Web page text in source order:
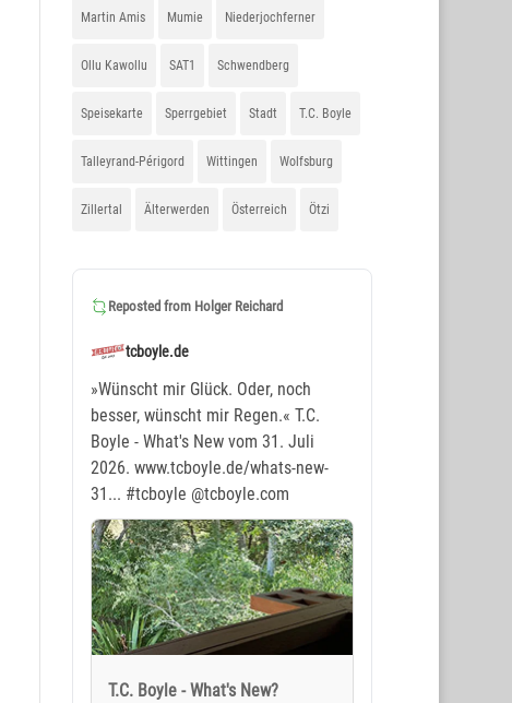
Martin Amis Mumie Niederjochferner
Ollu Kawollu SAT1 Schwendberg
Speisekarte Sperrgebiet Stadt T.C. Boyle
Talleyrand-Périgord Wittingen Wolfsburg
Zillertal Älterwerden Österreich Ötzi
Reposted from Holger Reichard
tcboyle.de
»Wünscht mir Glück. Oder, noch
besser, wünscht mir Regen.« T.C.
Boyle - What's New vom 31. Juli
2026. www.tcboyle.de/whats-new-
31... #tcboyle @tcboyle.com
T.C. Boyle - What's New?